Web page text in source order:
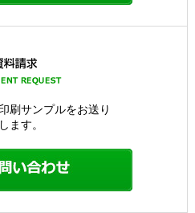
刷サンプルをお送り
ます。